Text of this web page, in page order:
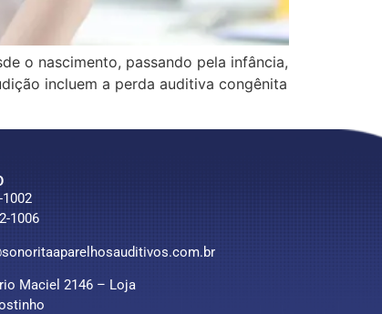
o nascimento, passando pela infância,
incluem a perda auditiva congênita
1002
1006
Maciel 2146 – Loja